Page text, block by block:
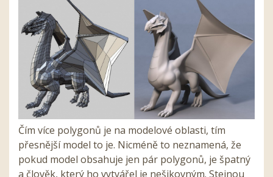
Čím více polygonů je na modelové oblasti, tím
přesnější model to je. Nicméně to neznamená, že
pokud model obsahuje jen pár polygonů, je špatný
a člověk, který ho vytvářel je nešikovným. Stejnou